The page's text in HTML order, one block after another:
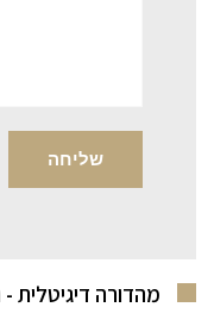
מהדורה דיגיטלית -